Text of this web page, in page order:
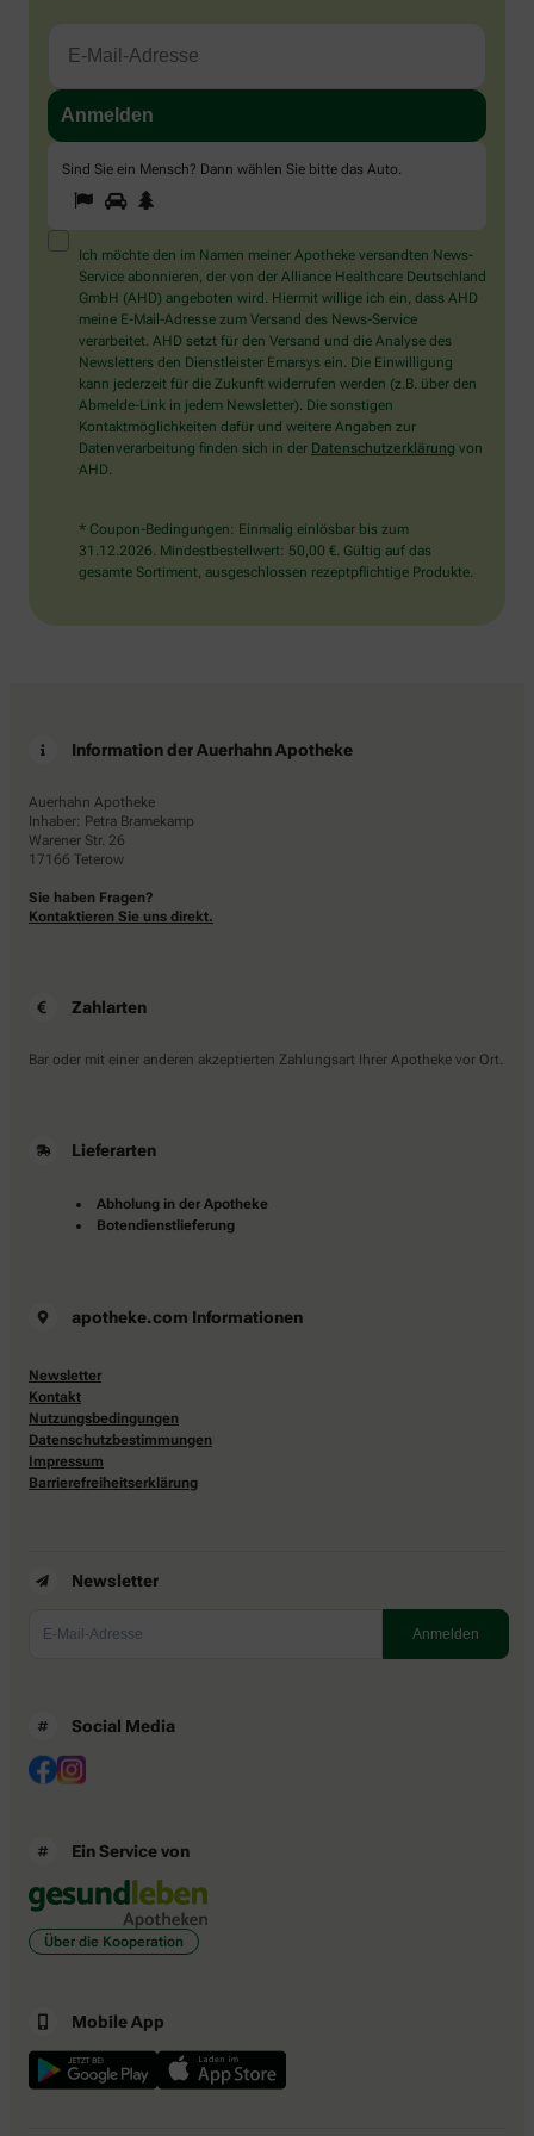
Sind Sie ein Mensch? Dann wählen Sie bitte das Auto.
Sind
Sie
ein
Mensch?
Dann
wählen
Sie
bitte
das
Auto.
1 2
Ich möchte den im Namen meiner Apotheke versandten News-
Service abonnieren, der von der Alliance Healthcare Deutschland
GmbH (AHD) angeboten wird. Hiermit willige ich ein, dass AHD
meine E-Mail-Adresse zum Versand des News-Service
verarbeitet. AHD setzt für den Versand und die Analyse des
Newsletters den Dienstleister Emarsys ein. Die Einwilligung
kann jederzeit für die Zukunft widerrufen werden (z.B. über den
Abmelde-Link in jedem Newsletter). Die sonstigen
Kontaktmöglichkeiten dafür und weitere Angaben zur
Datenverarbeitung finden sich in der Datenschutzerklärung von
AHD.
* Coupon-Bedingungen: Einmalig einlösbar bis zum
31.12.2026. Mindestbestellwert: 50,00 €. Gültig auf das
gesamte Sortiment, ausgeschlossen rezeptpflichtige Produkte.
Information der Auerhahn Apotheke
Auerhahn Apotheke
Inhaber: Petra Bramekamp
Warener Str. 26
17166 Teterow
Sie haben Fragen?
Kontaktieren Sie uns direkt.
Zahlarten
Bar oder mit einer anderen akzeptierten Zahlungsart Ihrer Apotheke vor Ort.
Lieferarten
Abholung in der Apotheke
Botendienstlieferung
apotheke.com Informationen
Newsletter
Kontakt
Nutzungsbedingungen
Datenschutzbestimmungen
Impressum
Barrierefreiheitserklärung
Newsletter
Social Media
Ein Service von
Über die Kooperation
Mobile App